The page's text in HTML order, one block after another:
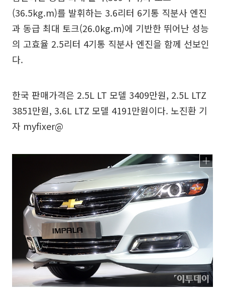
(36.5kg.m)를 발휘하는 3.6리터 6기통 직분사 엔진
과 동급 최대 토크(26.0kg.m)에 기반한 뛰어난 성능
의 고효율 2.5리터 4기통 직분사 엔진을 함께 선보인
다.
한국 판매가격은 2.5L LT 모델 3409만원, 2.5L LTZ
3851만원, 3.6L LTZ 모델 4191만원이다. 노진환 기
자 myfixer@